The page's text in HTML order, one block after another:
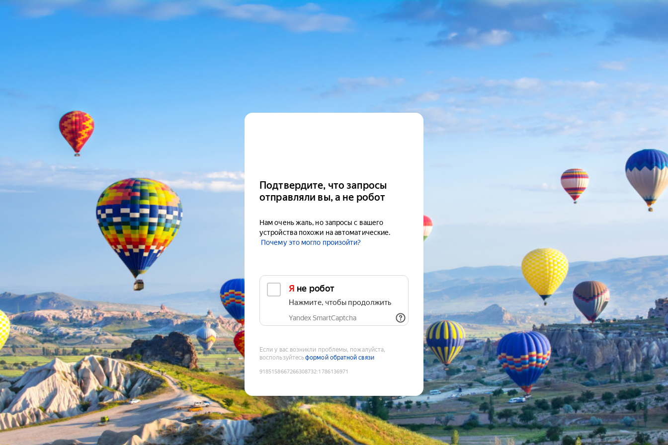
Подтвердите, что запросы
отправляли вы, а не робот
Нам очень жаль, но запросы с вашего
устройства похожи на автоматические.
Почему это могло произойти?
Я не робот
Нажмите, чтобы продолжить
Yandex SmartCaptcha
Если у вас возникли проблемы, пожалуйста,
воспользуйтесьформой обратной связи
9185158667266308732:1786136971